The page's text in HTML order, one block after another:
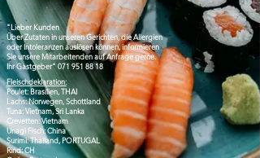
"Lieber Kunden
Über Zutaten in unseren Gerichten, die Allergien
oder Intoleranzen auslösen können, informieren
Sie unsere Mitarbeitenden auf Anfrage gerne.
Ihr Gastgeber" 071 951 88 18
Fleischdeklaration:
Poulet: Brasilien, THAI
Lachs: Norwegen, Schottland
Tuna: Vietnam, Sri Lanka
Crevetten: Vietnam
Unagi Fisch: China
Surimi: Thailand, PORTUGAL
Rind: CH